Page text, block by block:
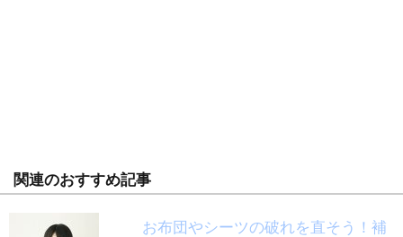
関連のおすすめ記事
お布団やシーツの破れを直そう！補